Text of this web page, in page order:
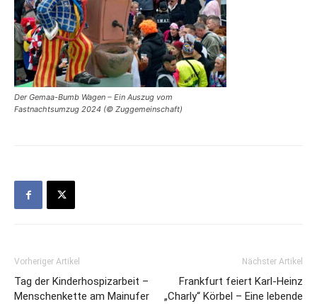
Der Gemaa-Bumb Wagen – Ein Auszug vom
Fastnachtsumzug 2024 (© Zuggemeinschaft)
Vorheriger Artikel
Tag der Kinderhospizarbeit –
Menschenkette am Mainufer
Nächster Artikel
Frankfurt feiert Karl-Heinz
„Charly“ Körbel – Eine lebende